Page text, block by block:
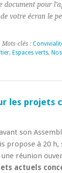
document pour
votre écran le
Mots-clés :
, Espaces verts,
les projets
son
propose à 20
une réunion
actuels